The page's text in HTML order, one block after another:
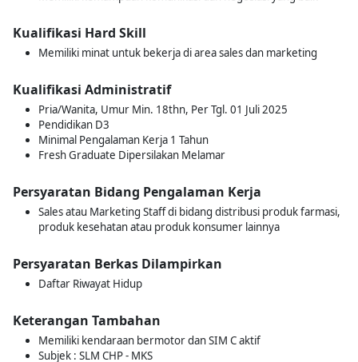
Kualifikasi Hard Skill
Memiliki minat untuk bekerja di area sales dan marketing
Kualifikasi Administratif
Pria/Wanita, Umur Min. 18thn, Per Tgl. 01 Juli 2025
Pendidikan D3
Minimal Pengalaman Kerja 1 Tahun
Fresh Graduate Dipersilakan Melamar
Persyaratan Bidang Pengalaman Kerja
Sales atau Marketing Staff di bidang distribusi produk farmasi,
produk kesehatan atau produk konsumer lainnya
Persyaratan Berkas Dilampirkan
Daftar Riwayat Hidup
Keterangan Tambahan
Memiliki kendaraan bermotor dan SIM C aktif
Subjek : SLM CHP - MKS